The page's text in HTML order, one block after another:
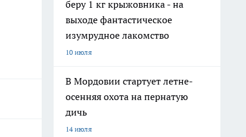
беру 1 кг крыжовника - на
выходе фантастическое
изумрудное лакомство
10 июля
В Мордовии стартует летне-
осенняя охота на пернатую
дичь
14 июля